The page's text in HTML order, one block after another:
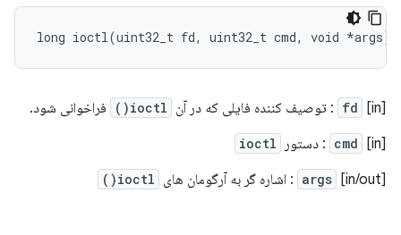
long ioctl(uint32_t fd, uint32_t cmd, void *args);
[in]
fd : توصیف کننده فایلی که در آن ioctl()
فراخوانی شود.
[in]
cmd : دستور ioctl
[in/out]
args : اشاره گر به آرگومان های ioctl()